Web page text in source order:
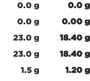
0.0 g
0.0 g
0.0 g
0.00 g
23.0 g
18.40 g
23.0 g
18.40 g
1.5 g
1.20 g